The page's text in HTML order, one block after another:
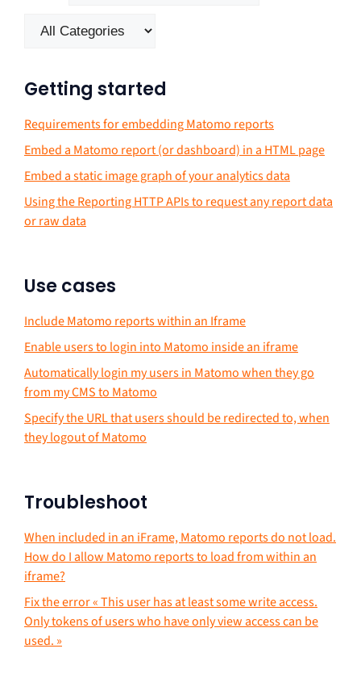
Getting started
Requirements for embedding Matomo reports
Embed a Matomo report (or dashboard) in a HTML page
Embed a static image graph of your analytics data
Using the Reporting HTTP APIs to request any report data
or raw data
Use cases
Include Matomo reports within an Iframe
Enable users to login into Matomo inside an iframe
Automatically login my users in Matomo when they go
from my CMS to Matomo
Specify the URL that users should be redirected to, when
they logout of Matomo
Troubleshoot
When included in an iFrame, Matomo reports do not load.
How do I allow Matomo reports to load from within an
iframe?
Fix the error « This user has at least some write access.
Only tokens of users who have only view access can be
used. »